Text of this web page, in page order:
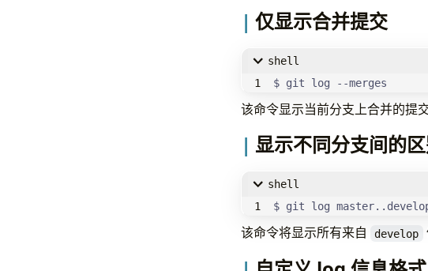
仅显示合并提交
shell
$ git log --merges
该命令显示当前分支上合并的提交
显示不同分支间的区
shell
$ git log
该命令将显示所有来自 develop